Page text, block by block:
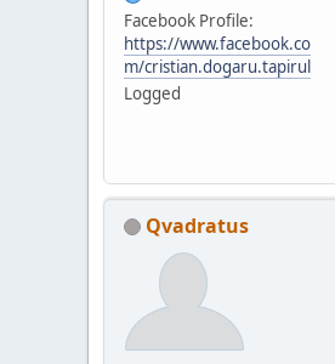
Facebook Profile:
https://www.facebook.co
m/cristian.dogaru.tapirul
Logged
Qvadratus